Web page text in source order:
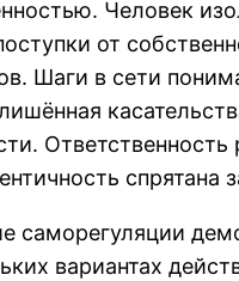
Человек
от
Шаги в сети
Ответственность
спрятана
саморегуляции
вариантах